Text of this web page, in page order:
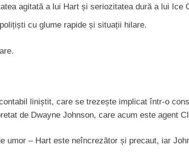
agitată a lui Hart și seriozitatea dură a lui Ice
cu glume rapide și situații hilare.
liniștit, care se trezește implicat într-o
de Dwayne Johnson, care acum este agent
umor – Hart este neîncrezător și precaut, iar